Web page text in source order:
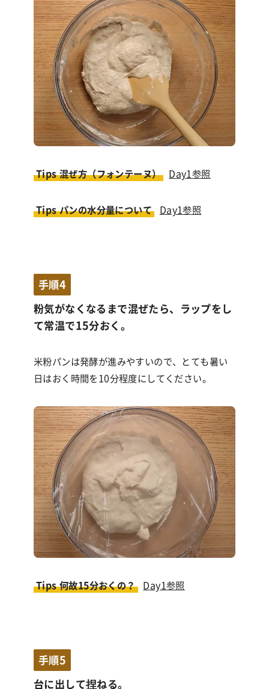
Tips 混ぜ方（フォンテーヌ） Day1参照
Tips パンの水分量について Day1参照
手順4
粉気がなくなるまで混ぜたら、ラップをし
て常温で15分おく。
米粉パンは発酵が進みやすいので、とても暑い
日はおく時間を10分程度にしてください。
Tips 何故15分おくの？ Day1参照
手順5
台に出して捏ねる。